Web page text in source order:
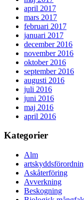
april 2017
mars 2017
februari 2017
januari 2017
december 2016
november 2016
oktober 2016
september 2016
augusti 2016
juli 2016
juni 2016
maj 2016
april 2016
Kategorier
Alm
Askåterföring
Avverkning
Beskogning